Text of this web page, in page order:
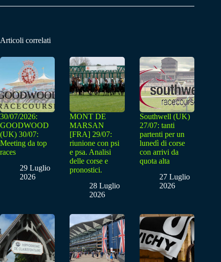
Articoli correlati
30/07/2026:
GOODWOOD
(UK) 30/07:
Meeting da top
races
29 Luglio
2026
MONT DE
MARSAN
[FRA] 29/07:
riunione con psi
e psa. Analisi
delle corse e
pronostici.
28 Luglio
2026
Southwell (UK)
27/07: tanti
partenti per un
lunedì di corse
con arrivi da
quota alta
27 Luglio
2026